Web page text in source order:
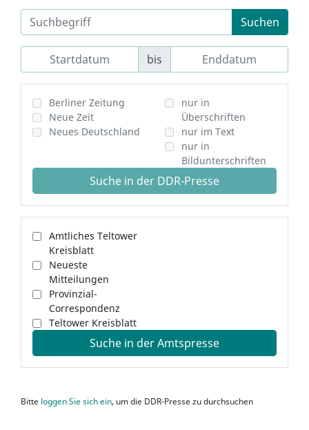
Suchen
bis
Berliner Zeitung
Neue Zeit
Neues Deutschland
nur in
Überschriften
nur im Text
nur in
Bildunterschriften
Suche in der DDR-Presse
Amtliches Teltower
Kreisblatt
Neueste
Mitteilungen
Provinzial-
Correspondenz
Teltower Kreisblatt
Suche in der Amtspresse
Bitte loggen Sie sich ein, um die DDR-Presse zu durchsuchen